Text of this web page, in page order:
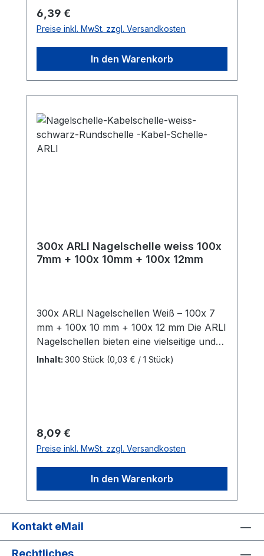
einer Länge von 25,4 mm für eine
schnelle und einfache Montage Material:
Polyethylen (PE) Farbe:
WeißLieferumfang: 100x ARLI
Nagelschelle 12mm
Regulärer Preis:
6,39 €
Preise inkl. MwSt. zzgl. Versandkosten
In den Warenkorb
300x ARLI Nagelschelle weiss 100x
7mm + 100x 10mm + 100x 12mm
300x ARLI Nagelschellen Weiß – 100x 7
mm + 100x 10 mm + 100x 12 mm Die ARLI
Nagelschellen bieten eine vielseitige und
praktische Lösung zur Befestigung und
Baustellen. Kabelschellen:- Für Kabel mit
Ø 6–7 mm (Nagellänge: 17,4 mm) - Für
Kabel mit Ø 9–10 mm (Nagellänge: 22,4
mm) - Für Kabel mit Ø 11–12 mm
(Nagellänge: 25,4 mm) Nagel: Verzinkter
Nagel (bereits eingesteckt) für eine
schnelle Montage Material: Polyethylen
(PE) Farbe: Weiß Lieferumfang: 100x ARLI
Nagelschelle 7 mm 100x ARLI
Nagelschelle 10 mm 100x ARLI
Inhalt: 300 Stück (0,03 € / 1 Stück)
Regulärer Preis:
8,09 €
Preise inkl. MwSt. zzgl. Versandkosten
In den Warenkorb
Kontakt eMail
Rechtliches